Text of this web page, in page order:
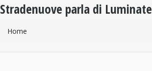
Stradenuove parla di Luminate
You Are Here
Home